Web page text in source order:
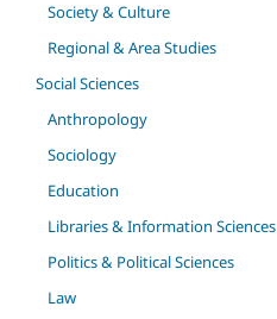
Society & Culture
Regional & Area Studies
Social Sciences
Anthropology
Sociology
Education
Libraries & Information Sciences
Politics & Political Sciences
Law